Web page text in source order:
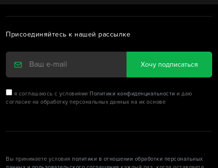
Присоединяйтесь к нашей рассылке
Хочу подписаться
я соглашаюсь с условиями Политики конфиденциальности и даю
согласие на обработку персональных данных на их основе
Вы принимаете условия политики в отношении обработки персональных